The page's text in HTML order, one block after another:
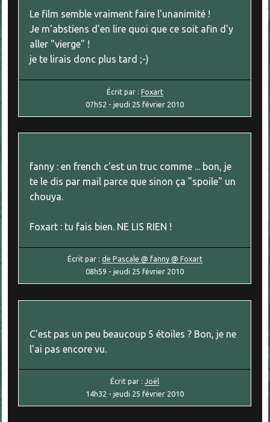
Le film semble vraiment faire l'unanimité !
Je m'abstiens d'en lire quoi que ce soit afin d'y
aller "vierge" !
je te lirais donc plus tard ;-)
Écrit par : Foxart
07h52 -jeudi 25 février 2010
fanny : en french c'est un truc comme ... bon, je
te le dis par mail parce que sinon ça "spoile" un
chouya.
Foxart : tu fais bien. NE LIS RIEN !
Écrit par : de Pascale @ fanny @ Foxart
08h59 -jeudi 25 février 2010
C'est pas un peu beaucoup 5 étoiles ? Bon, je ne
l'ai pas encore vu.
Écrit par :Joël
14h32 -jeudi 25 février 2010